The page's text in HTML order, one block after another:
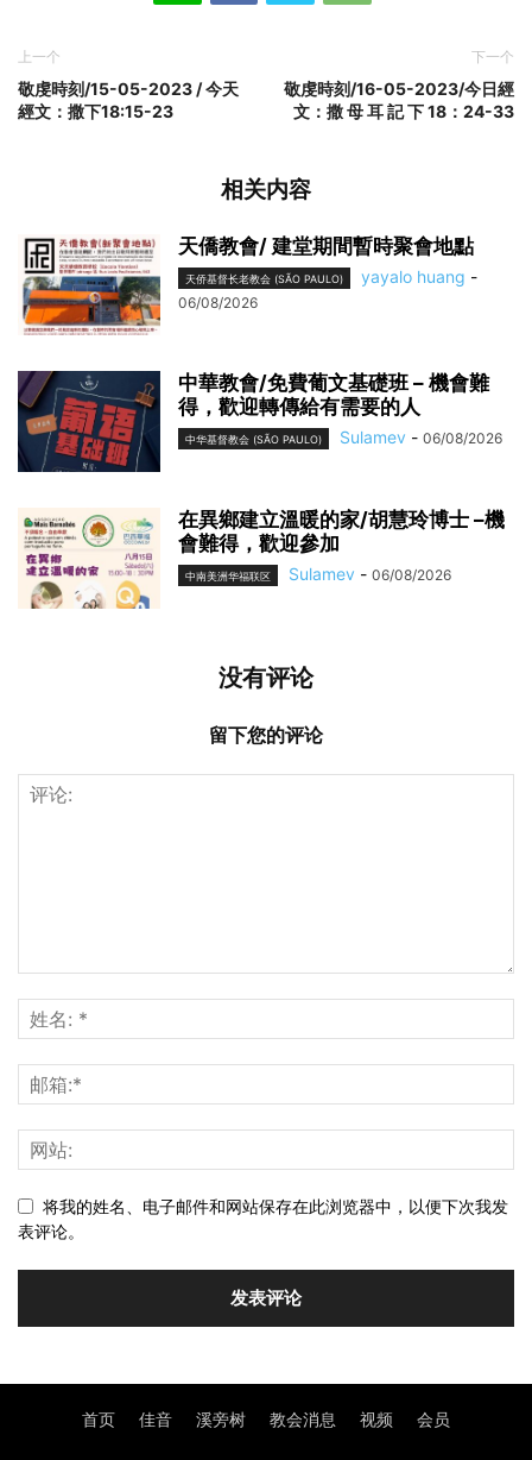
上一个
敬虔時刻/15-05-2023 / 今天
經文：撒下18:15-23
下一个
敬虔時刻/16-05-2023/今日經
文：撒 母 耳 記 下 18：24-33
相关内容
天僑教會/ 建堂期間暫時聚會地點
天侨基督长老教会 (SÃO PAULO) yayalo huang -
06/08/2026
中華教會/免費葡文基礎班 – 機會難
得，歡迎轉傳給有需要的人
中华基督教会 (SÃO PAULO) Sulamev - 06/08/2026
在異鄉建立溫暖的家/胡慧玲博士 –機
會難得，歡迎參加
中南美洲华福联区 Sulamev - 06/08/2026
没有评论
留下您的评论
将我的姓名、电子邮件和网站保存在此浏览器中，以便下次我发
表评论。
首页 佳音 溪旁树 教会消息 视频 会员